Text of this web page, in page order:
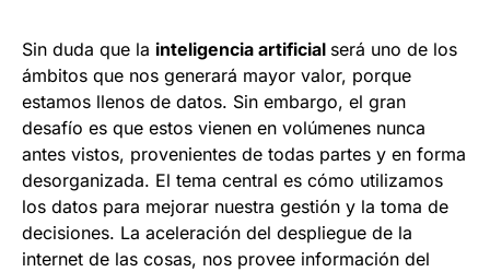
Sin duda que la inteligencia artificial será uno de los
ámbitos que nos generará mayor valor, porque
estamos llenos de datos. Sin embargo, el gran
desafío es que estos vienen en volúmenes nunca
antes vistos, provenientes de todas partes y en forma
desorganizada. El tema central es cómo utilizamos
los datos para mejorar nuestra gestión y la toma de
decisiones. La aceleración del despliegue de la
internet de las cosas, nos provee información del